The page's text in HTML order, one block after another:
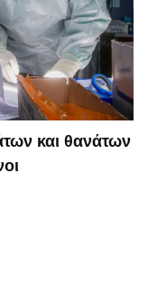
και θανάτων